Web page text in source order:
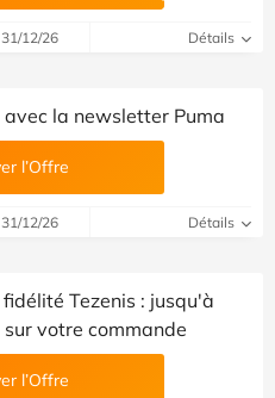
12/26 Détails
avec la newsletter Puma
l’Offre
12/26 Détails
Tezenis : jusqu'à
votre commande
l’Offre